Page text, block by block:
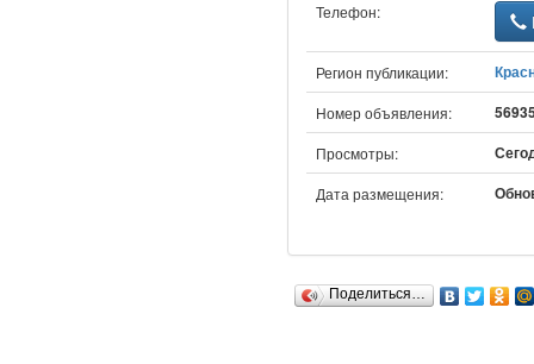
Телефон:
Регион публикации:
Номер объявления:
Просмотры:
Дата размещения:
Поделиться…